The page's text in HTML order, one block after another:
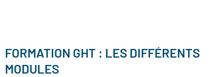
FORMATION GHT : LES DIFFÉRENTS
MODULES